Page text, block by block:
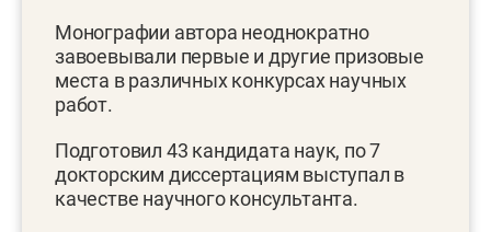
Монографии автора неоднократно
завоевывали первые и другие призовые
места в различных конкурсах научных
работ.
Подготовил 43 кандидата наук, по 7
докторским диссертациям выступал в
качестве научного консультанта.